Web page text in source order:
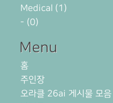
Medical (1)
- (0)
Menu
홈
주인장
오라클 26ai 게시물 모음